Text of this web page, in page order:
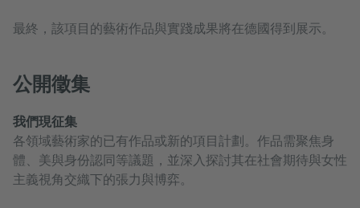
最終，該項目的藝術作品與實踐成果將在德國得到展示。
公開徵集
我們現征集
各領域藝術家的已有作品或新的項目計劃。作品需聚焦身
體、美與身份認同等議題，並深入探討其在社會期待與女性
主義視角交織下的張力與博弈。